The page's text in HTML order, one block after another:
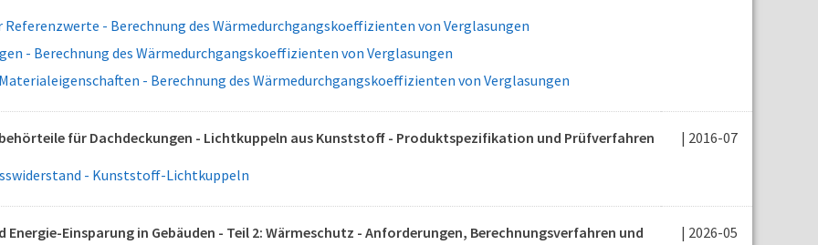
- Berechnung des Wärmedurchgangskoeffizienten von Verglasungen
- Berechnung des Wärmedurchgangskoeffizienten von Verglasungen
- Berechnung des Wärmedurchgangskoeffizienten von Verglasungen
für Dachdeckungen - Lichtkuppeln aus Kunststoff - Produktspezifikation und Prüfverfahren | 2016-07
- Kunststoff-Lichtkuppeln
Energie-Einsparung in Gebäuden - Teil 2: Wärmeschutz - Anforderungen, Berechnungsverfahren und
| 2026-05